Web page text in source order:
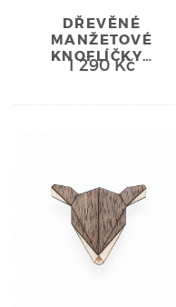
DŘEVĚNÉ
MANŽETOVÉ
KNOFLÍČKY…
1 290 Kč